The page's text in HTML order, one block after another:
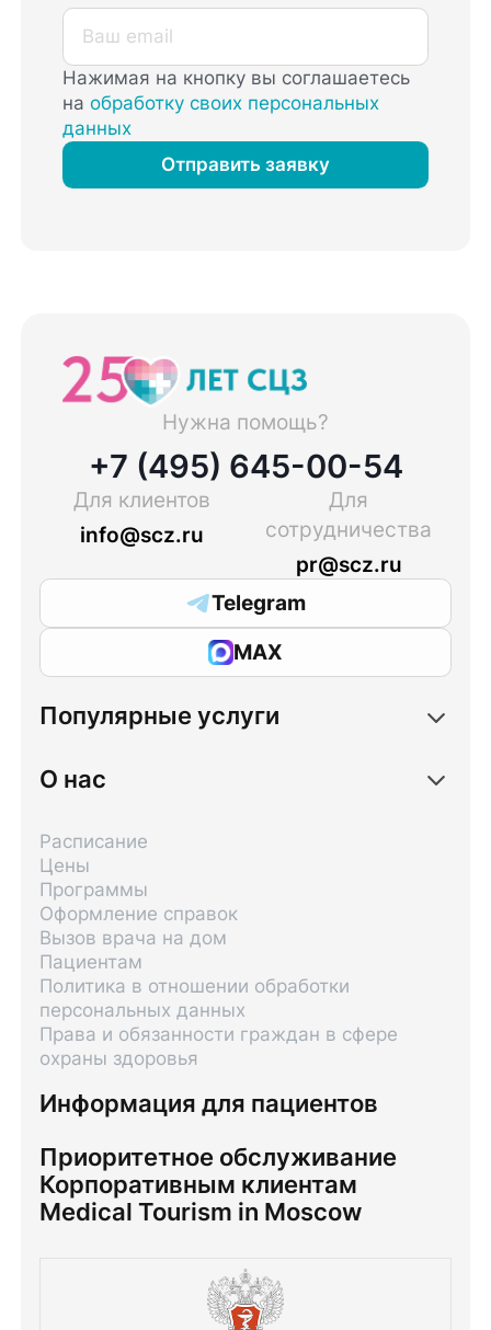
Нажимая на кнопку вы соглашаетесь
наобработку своих персональных
данных
Отправить заявку
Нужна помощь?
+7 (495) 645-00-54
Для клиентов
info@scz.ru
Для
сотрудничества
pr@scz.ru
Telegram
MAX
Популярные услуги
О нас
Информация для пациентов
Расписание
Цены
Программы
Оформление справок
Вызов врача на дом
Пациентам
Политика в отношении обработки
персональных данных
Права и обязанности граждан в сфере
охраны здоровья
Приоритетное обслуживание
Корпоративным клиентам
Medical Tourism in Moscow